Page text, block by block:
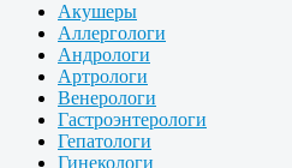
Акушеры
Аллергологи
Андрологи
Артрологи
Венерологи
Гастроэнтерологи
Гепатологи
Гинекологи